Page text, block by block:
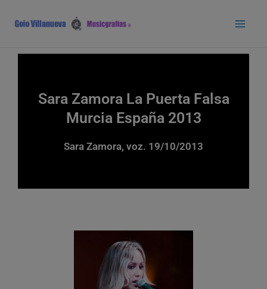
contenido
Sara Zamora La Puerta Falsa
Murcia España 2013
Sara Zamora, voz. 19/10/2013